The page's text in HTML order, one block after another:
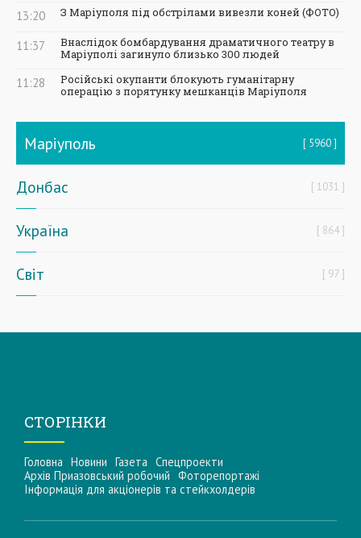
13:20 З Маріуполя під обстрілами вивезли коней (ФОТО)
11:37
Внаслідок бомбардування драматичного театру в
Маріуполі загинуло близько 300 людей
11:28
Російські окупанти блокують гуманітарну
операцію з порятунку мешканців Маріуполя
Маріуполь 5960
Донбас 1031
Україна 864
Світ 97
СТОРІНКИ
Головна Новини Газета Спецпроекти
Архів Приазовський робочий Фоторепортажі
Інформацiя для акцiонерiв та стейкхолдерiв